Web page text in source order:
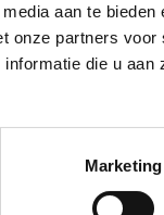
aan te bieden
onze partners voor
die u aan
Marketing